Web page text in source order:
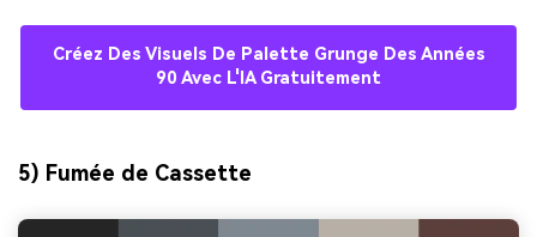
Créez Des Visuels De Palette Grunge Des Années
90 Avec L'IA Gratuitement
5) Fumée de Cassette